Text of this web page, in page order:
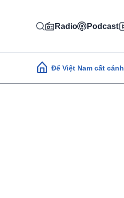
Radio Podcast
Main navigation
Để Việt Nam cất cánh